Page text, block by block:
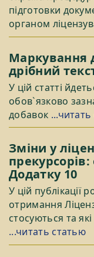
підготовки
органом
Маркування
дрібний
У цій статті
обов`язково
добавок
Зміни у
Додатку 10
У цій публікації
отримання
стосуються та
...читать статью